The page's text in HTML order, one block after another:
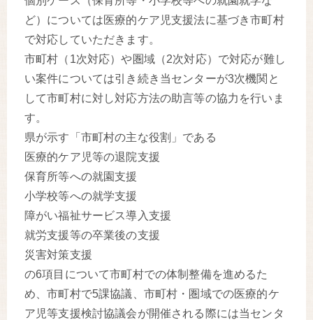
ど）については医療的ケア児支援法に基づき市町村
で対応していただきます。
市町村（1次対応）や圏域（2次対応）で対応が難し
い案件については引き続き当センターが3次機関と
して市町村に対し対応方法の助言等の協力を行いま
す。
県が示す「市町村の主な役割」である
医療的ケア児等の退院支援
保育所等への就園支援
小学校等への就学支援
障がい福祉サービス導入支援
就労支援等の卒業後の支援
災害対策支援
の6項目について市町村での体制整備を進めるた
め、市町村で5課協議、市町村・圏域での医療的ケ
ア児等支援検討協議会が開催される際には当センタ